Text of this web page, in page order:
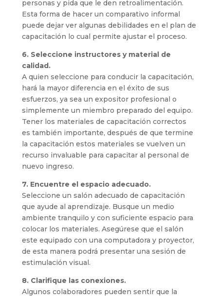
personas y pida que le den retroalimentación.
Esta forma de hacer un comparativo informal
puede dejar ver algunas debilidades en el plan de
capacitación lo cual permite ajustar el proceso.
6. Seleccione instructores y material de
calidad.
A quien seleccione para conducir la capacitación,
hará la mayor diferencia en el éxito de sus
esfuerzos, ya sea un expositor profesional o
simplemente un miembro preparado del equipo.
Tener los materiales de capacitación correctos
es también importante, después de que termine
la capacitación estos materiales se vuelven un
recurso invaluable para capacitar al personal de
nuevo ingreso.
7. Encuentre el espacio adecuado.
Seleccione un salón adecuado de capacitación
que ayude al aprendizaje. Busque un medio
ambiente tranquilo y con suficiente espacio para
colocar los materiales. Asegúrese que el salón
este equipado con una computadora y proyector,
de esta manera podrá presentar una sesión de
estimulación visual.
8. Clarifique las conexiones.
Algunos colaboradores pueden sentir que la